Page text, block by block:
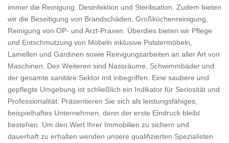
immer die Reinigung, Desinfektion und Sterilisation. Zudem bieten
wir die Beseitigung von Brandschäden, Großküchenreinigung,
Reinigung von OP- und Arzt-Praxen. Überdies bieten wir Pflege
und Entschmutzung von Möbeln inklusive Polstermöbeln,
Lamellen und Gardinen sowie Reinigungsarbeiten an aller Art von
Maschinen. Des Weiteren sind Nassräume, Schwimmbäder und
der gesamte sanitäre Sektor mit inbegriffen. Eine saubere und
gepflegte Umgebung ist schließlich ein Indikator für Seriosität und
Professionalität. Präsentieren Sie sich als leistungsfähiges,
beispielhaftes Unternehmen, denn der erste Eindruck bleibt
bestehen. Um den Wert Ihrer Immobilien zu sichern und
dauerhaft zu erhalten wenden unsere qualifizierten Spezialisten